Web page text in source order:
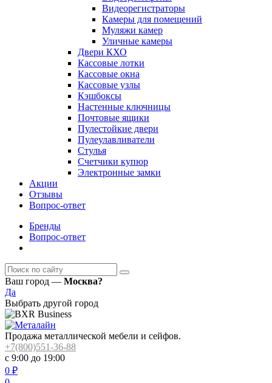
Видеорегистраторы
Камеры для помещений
Муляжи камер
Уличные камеры
Двери КХО
Кассовые лотки
Кассовые окна
Кассовые узлы
Кэшбоксы
Настенные ключницы
Почтовые ящики
Пулестойкие двери
Пулеулавливатели
Стулья
Счетчики купюр
Электронные замки
Акции
Отзывы
Вопрос-ответ
Бренды
Вопрос-ответ
Ваш город — Москва?
Да
Выбрать другой город
Продажа металлической мебели и сейфов.
+7(800)551-36-88
с 9:00 до 19:00
0 ₽